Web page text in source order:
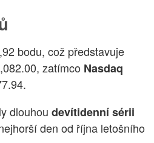
bodu, což představuje
zatímco Nasdaq
dlouhou devítidenní sérii
den od října letošního